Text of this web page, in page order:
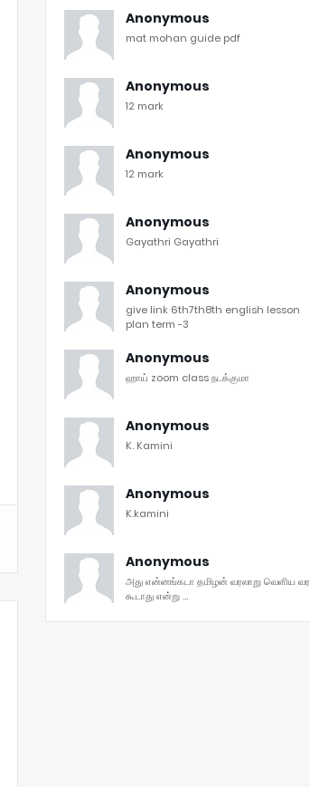
Anonymous
mat mohan guide pdf
Anonymous
12 mark
Anonymous
12 mark
Anonymous
Gayathri Gayathri
Anonymous
give link 6th7th8th english lesson
plan term -3
Anonymous
ஹாய் zoom class நடக்குமா
Anonymous
K. Kamini
Anonymous
K.kamini
Anonymous
அது என்னங்கடா தமிழன் வரலாறு வெளிய வர
கூடாது என்று ...